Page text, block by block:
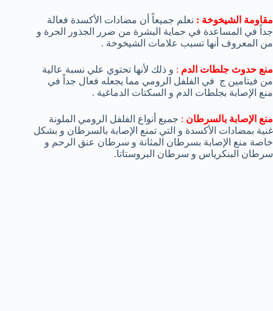
مقاومة الشيخوخة : نعلم جميعاً أن مضادات الأكسدة فعالة
جداً في المساعدة في حماية البشرة من ضرر الجذور الحرة و
من المعروف أنها تسبب علامات الشيخوخة .
منع حدوث جلطات الدم : و ذلك لأنها تحتوي علي نسبة عالية
من فيتامين ج في الفلفل الرومي مما يجعله فعال جداً في
منع الإصابة بجلطات الدم و السكتات الدماغية .
منع الإصابة بالسرطان : جميع أنواع الفلفل الرومي الملونة
غنية بمضادات الأكسدة و التي تمنع الإصابة بالسرطان و بشكل
خاصة منع الإصابة بسرطان المثانة و سرطان عنق الرحم و
سرطان البنكرياس و سرطان البروستاتا.